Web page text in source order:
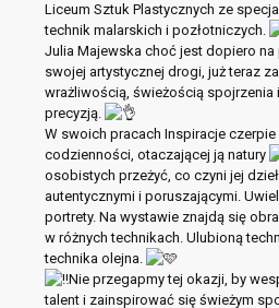
Liceum Sztuk Plastycznych ze
technik malarskich i pozłotniczych.
Julia Majewska choć jest dopiero na
swojej artystycznej drogi, już teraz
wrażliwością, świeżością spojrzenia
precyzją.
W swoich pracach Inspiracje czerpie
codzienności, otaczającej ją natury
osobistych przeżyć, co czyni jej
autentycznymi i poruszającymi.
portrety. Na wystawie znajdą się
w różnych technikach. Ulubioną
technika olejna.
Nie przegapmy tej okazji, by
talent i zainspirować się świeżym